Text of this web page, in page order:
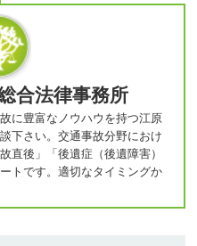
合法律事務所
に豊富なノウハウを持つ江原
下さい。交通事故分野におけ
直後」「後遺症（後遺障害）
トです。適切なタイミングか